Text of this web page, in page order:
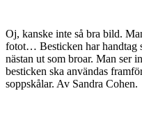
Oj, kanske inte så bra bild.
fotot… Besticken har handtag
nästan ut som broar. Man ser
besticken ska användas
soppskålar. Av Sandra Cohen.